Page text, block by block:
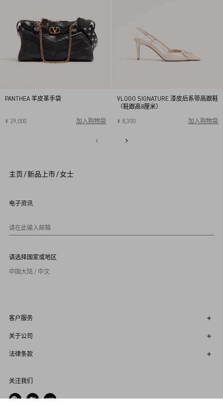
PANTHEA 羊皮革手袋
¥ 29,000 加入购物袋 34
36
39
VLOGO SIGNATURE 漆皮后系带高跟鞋
（鞋跟高8厘米）
¥ 8,300
加入购物袋
主页/新品上市/女士
电子资讯
请在此输入邮箱
请选择国家或地区
中国大陆 / 中文
客户服务
关于公司
法律条款
关注我们